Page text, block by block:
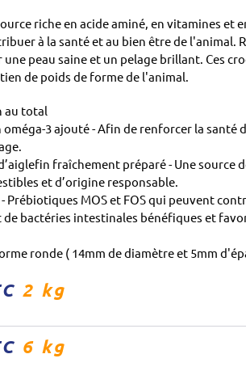
riche en acide aminé, en vitamines et
à la santé et au bien être de l'animal.
peau saine et un pelage brillant. Ces
de poids de forme de l'animal.
au total
3 ajouté - Afin de renforcer la santé
fraîchement préparé - Une source
et d’origine responsable.
Prébiotiques MOS et FOS qui peuvent
bactéries intestinales bénéfiques et
ronde ( 14mm de diamètre et 5mm
2 kg
6 kg